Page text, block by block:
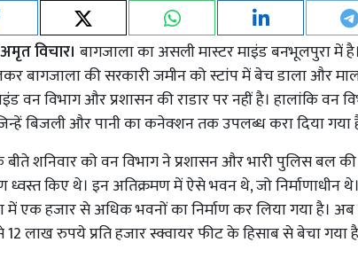
अमृत विचार। बागजाला का असली मास्टर माइंड बनभूलपुरा में
बागजाला की सरकारी जमीन को स्टांप में बेच डाला और
वन विभाग और प्रशासन की राडार पर नहीं है। हालांकि वन
बिजली और पानी का कनेक्शन तक उपलब्ध करा दिया गया
बीते शनिवार को वन विभाग ने प्रशासन और भारी पुलिस बल
ध्वस्त किए थे। इन अतिक्रमण में ऐसे भवन थे, जो निर्माणाधीन
में एक हजार से अधिक भवनों का निर्माण कर लिया गया है। अब
लाख रुपये प्रति हजार स्क्वायर फीट के हिसाब से बेचा गया